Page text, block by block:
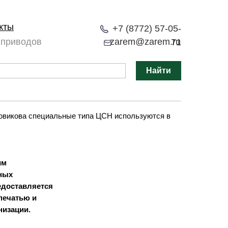
+7 (8772) 57-05-
71
zarem@zarem.ru
Найти
специальные типа ЦСН используются в
и